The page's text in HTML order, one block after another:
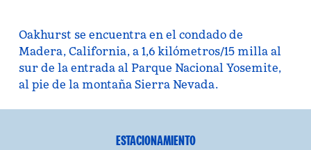
Oakhurst se encuentra en el condado de
Madera, California, a 1,6 kilómetros/15 milla al
sur de la entrada al Parque Nacional Yosemite,
al pie de la montaña Sierra Nevada.
ESTACIONAMIENTO